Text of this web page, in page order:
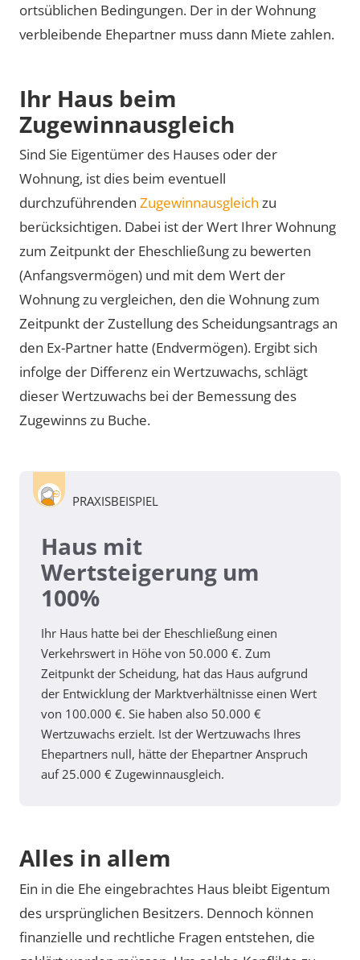
ortsüblichen Bedingungen. Der in der Wohnung
verbleibende Ehepartner muss dann Miete zahlen.
Ihr Haus beim
Zugewinnausgleich
Sind Sie Eigentümer des Hauses oder der
Wohnung, ist dies beim eventuell
durchzuführenden Zugewinnausgleich zu
berücksichtigen. Dabei ist der Wert Ihrer Wohnung
zum Zeitpunkt der Eheschließung zu bewerten
(Anfangsvermögen) und mit dem Wert der
Wohnung zu vergleichen, den die Wohnung zum
Zeitpunkt der Zustellung des Scheidungsantrags an
den Ex-Partner hatte (Endvermögen). Ergibt sich
infolge der Differenz ein Wertzuwachs, schlägt
dieser Wertzuwachs bei der Bemessung des
Zugewinns zu Buche.
PRAXISBEISPIEL
Haus mit
Wertsteigerung um
100%
Ihr Haus hatte bei der Eheschließung einen
Verkehrswert in Höhe von 50.000 €. Zum
Zeitpunkt der Scheidung, hat das Haus aufgrund
der Entwicklung der Marktverhältnisse einen Wert
von 100.000 €. Sie haben also 50.000 €
Wertzuwachs erzielt. Ist der Wertzuwachs Ihres
Ehepartners null, hätte der Ehepartner Anspruch
auf 25.000 € Zugewinnausgleich.
Alles in allem
Ein in die Ehe eingebrachtes Haus bleibt Eigentum
des ursprünglichen Besitzers. Dennoch können
finanzielle und rechtliche Fragen entstehen, die